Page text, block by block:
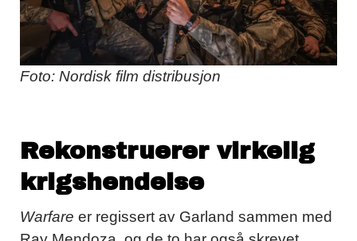
Foto: Nordisk film distribusjon
Rekonstruerer virkelig
krigshendelse
Warfare er regissert av Garland sammen med